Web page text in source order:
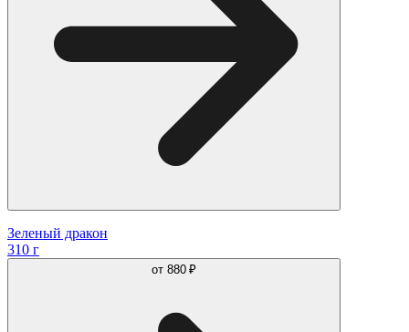
Зеленый дракон
310 г
от 880 ₽